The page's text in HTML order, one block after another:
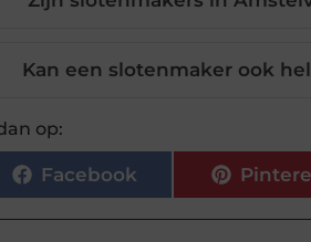
Kan een slotenmaker ook
op:
Facebook